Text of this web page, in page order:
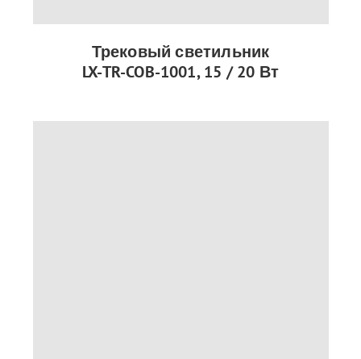
Трековый светильник
LX-TR-COB-1001, 15 / 20 Вт